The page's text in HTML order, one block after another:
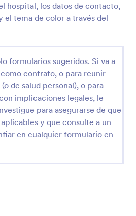
hospital, los datos de contacto,
tema de color a través del
formularios sugeridos. Si va a
contrato, o para reunir
de salud personal), o para
implicaciones legales, le
para asegurarse de que
y que consulte a un
en cualquier formulario en